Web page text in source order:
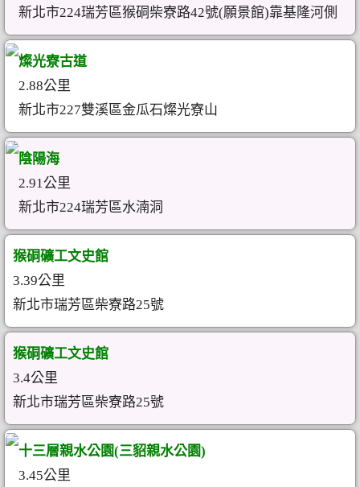
新北市224瑞芳區猴硐柴寮路42號(願景館)靠基隆河側
燦光寮古道
2.88公里
新北市227雙溪區金瓜石燦光寮山
陰陽海
2.91公里
新北市224瑞芳區水湳洞
猴硐礦工文史館
3.39公里
新北市瑞芳區柴寮路25號
猴硐礦工文史館
3.4公里
新北市瑞芳區柴寮路25號
十三層親水公園(三貂親水公園)
3.45公里